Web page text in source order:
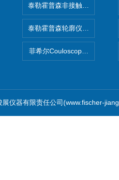
泰勒霍普森非接触式轮廓仪
泰勒霍普森轮廓仪|TAYLOR
菲希尔Couloscope CMS2电
仪器有限责任公司(www.fischer-